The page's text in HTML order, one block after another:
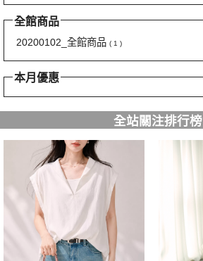
全館商品
20200102_全館商品 ( 1 )
本月優惠
全站關注排行榜